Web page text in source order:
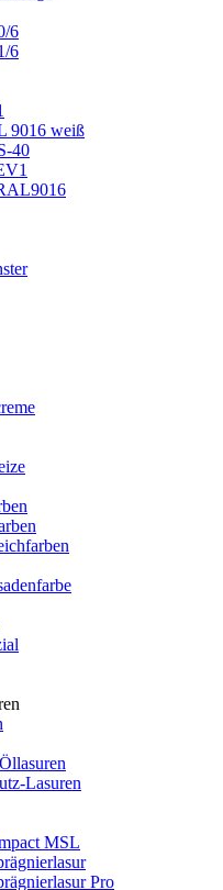
6
6
9016 weiß
40
Lasuren
MSL
Pro